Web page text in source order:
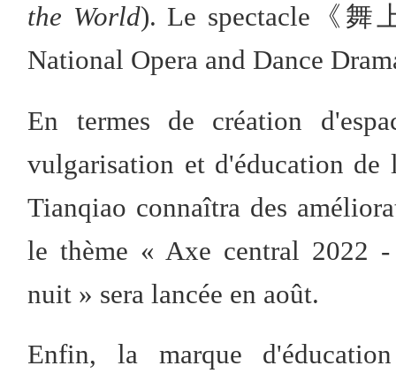
the World). Le spectacle《舞
National Opera and Dance
En termes de création
vulgarisation et d'éducation de
Tianqiao connaîtra des
le thème « Axe central 2022
nuit » sera lancée en août.
Enfin, la marque